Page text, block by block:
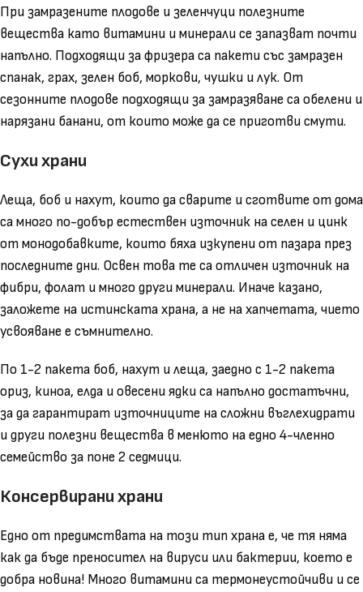
При замразените плодове и зеленчуци полезните
вещества като витамини и минерали се запазват почти
напълно. Подходящи за фризера са пакети със замразен
спанак, грах, зелен боб, моркови, чушки и лук. От
сезонните плодове подходящи за замразяване са обелени и
нарязани банани, от които може да се приготви смути.
Сухи храни
Леща, боб и нахут, които да сварите и сготвите от дома
са много по-добър естествен източник на селен и цинк
от монодобавките, които бяха изкупени от пазара през
последните дни. Освен това те са отличен източник на
фибри, фолат и много други минерали. Иначе казано,
заложете на истинската храна, а не на хапчетата, чието
усвояване е съмнително.
По 1-2 пакета боб, нахут и леща, заедно с 1-2 пакета
ориз, киноа, елда и овесени ядки са напълно достатъчни,
за да гарантират източниците на сложни въглехидрати
и други полезни вещества в менюто на едно 4-членно
семейство за поне 2 седмици.
Консервирани храни
Едно от предимствата на този тип храна е, че тя няма
как да бъде преносител на вируси или бактерии, което е
добра новина! Много витамини са термонеустойчиви и се